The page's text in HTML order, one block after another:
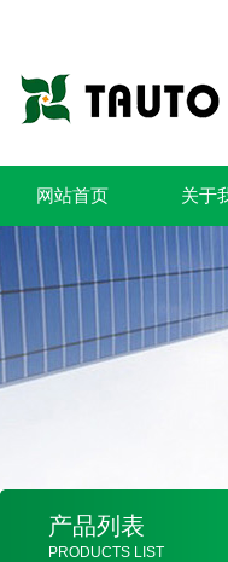
网站首页 关于
产品列表
PRODUCTS LIST